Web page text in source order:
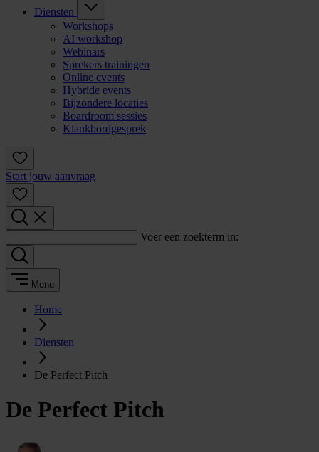
Diensten
Workshops
AI workshop
Webinars
Sprekers trainingen
Online events
Hybride events
Bijzondere locaties
Boardroom sessies
Klankbordgesprek
Start jouw aanvraag
Voer een zoekterm in:
Menu
Home
Diensten
De Perfect Pitch
De Perfect Pitch